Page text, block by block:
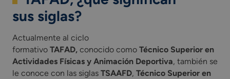
sus siglas?
Actualmente al ciclo
formativo TAFAD, conocido como Técnico Superior en
Actividades Físicas y Animación Deportiva, también se
le conoce con las siglas TSAAFD, Técnico Superior en